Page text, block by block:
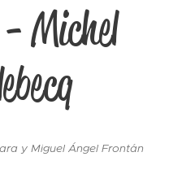
Michel
y Miguel Ángel Frontán